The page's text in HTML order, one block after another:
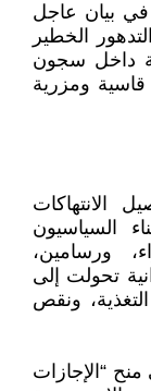
في بيان عاجل
الخطير
داخل سجون
ومزرية
الانتهاكات
السياسيون
ورسامين،
تحولت إلى
ونقص
“الإجازات